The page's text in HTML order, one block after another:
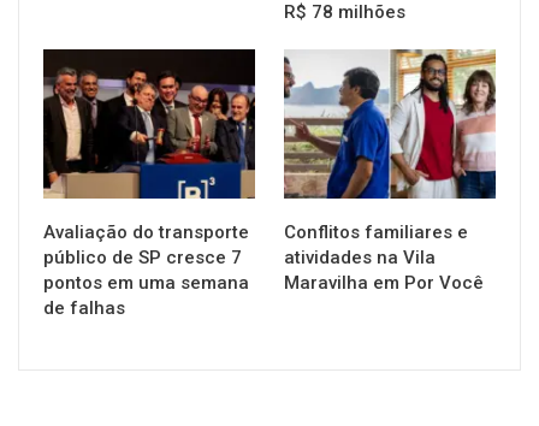
R$ 78 milhões
NOTÍCIAS
Avaliação do transporte
público de SP cresce 7
pontos em uma semana
de falhas
NOTÍCIAS
Conflitos familiares e
atividades na Vila
Maravilha em Por Você